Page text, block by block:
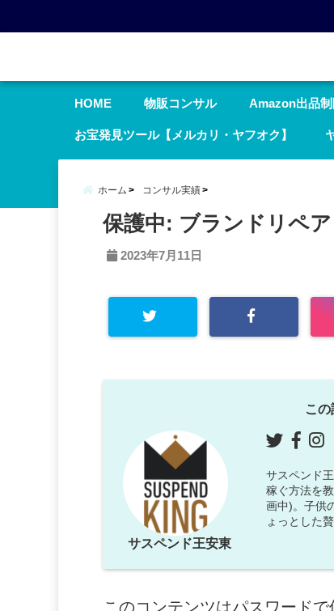
HOME 物販コンサル Amazon出品
お宝発見ツール【メルカリ・ヤフオク】
ホーム コンサル実績
保護中: ブランドリペア
2023年7月11日
こ
サスペンド王安東
サスペンド
稼ぐ方法を
画中)。子供
ょっとした
このコンテンツはパスワード